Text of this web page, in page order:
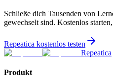
Schließe dich Tausenden von
gewechselt sind. Kostenlos
Repeatica kostenlos testen
Repeatica
Produkt